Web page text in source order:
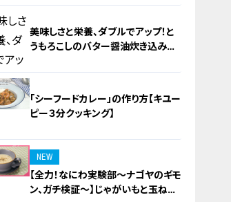
美味しさと栄養、ダブルでアップ！と
うもろこしのバター醤油炊き込みご
「シーフードカレー」の作り方【キユー
ピー３分クッキング】
NEW
【全力！なにわ実験部～ナゴヤのギモ
ン、ガチ検証～】じゃがいもと玉ねぎ